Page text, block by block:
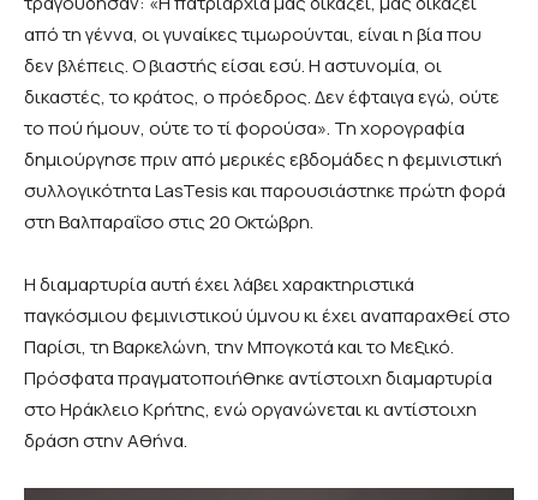
από τη γέννα, οι γυναίκες τιμωρούνται, είναι η βία που
δεν βλέπεις. Ο βιαστής είσαι εσύ. Η αστυνομία, οι
δικαστές, το κράτος, ο πρόεδρος. Δεν έφταιγα εγώ, ούτε
το πού ήμουν, ούτε το τί φορούσα». Τη χορογραφία
δημιούργησε πριν από μερικές εβδομάδες η φεμινιστική
συλλογικότητα LasTesis και παρουσιάστηκε πρώτη φορά
στη Βαλπαραΐσο στις 20 Οκτώβρη.
Η διαμαρτυρία αυτή έχει λάβει χαρακτηριστικά
παγκόσμιου φεμινιστικού ύμνου κι έχει αναπαραχθεί στο
Παρίσι, τη Βαρκελώνη, την Μπογκοτά και το Μεξικό.
Πρόσφατα πραγματοποιήθηκε αντίστοιχη διαμαρτυρία
στο Ηράκλειο Κρήτης, ενώ οργανώνεται κι αντίστοιχη
δράση στην Αθήνα.